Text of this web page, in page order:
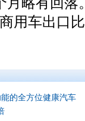
用车出口
的全方位健康汽车